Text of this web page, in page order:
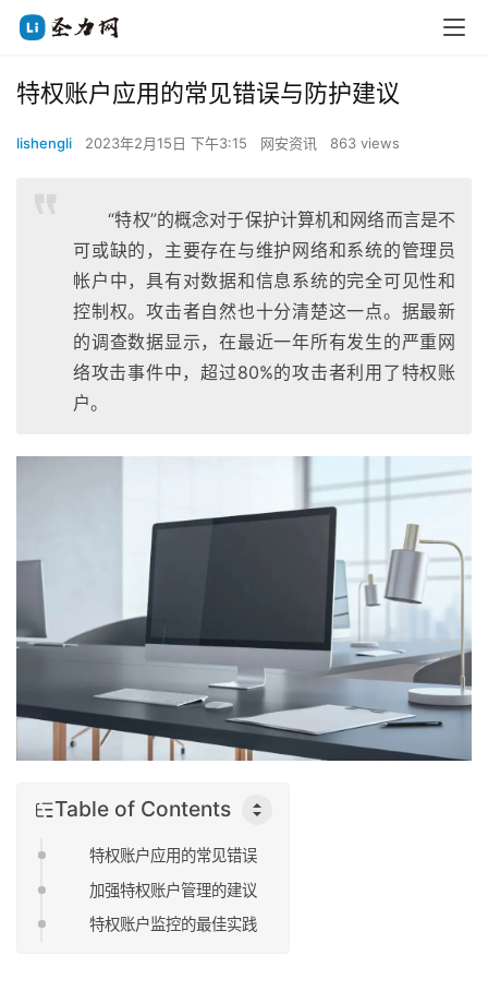
特权账户应用的常见错误与防护建议
lishengli 2023年2月15日 下午3:15 网安资讯 863 views
“特权”的概念对于保护计算机和网络而言是不
可或缺的，主要存在与维护网络和系统的管理员
帐户中，具有对数据和信息系统的完全可见性和
控制权。攻击者自然也十分清楚这一点。据最新
的调查数据显示，在最近一年所有发生的严重网
络攻击事件中，超过80%的攻击者利用了特权账
户。
Table of Contents
特权账户应用的常见错误
加强特权账户管理的建议
特权账户监控的最佳实践